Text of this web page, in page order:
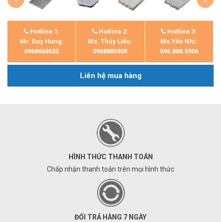
Hotline 1:
Mr. Duy Hưng:
0968660635
Hotline 2:
Ms. Thúy Liễu:
0968885905
Hotline 3:
Ms.Yến Nhi:
096.888.5906
Liên hệ mua hàng
HÌNH THỨC THANH TOÁN
Chấp nhận thanh toán trên mọi hình thức
ĐỔI TRẢ HÀNG 7 NGÀY